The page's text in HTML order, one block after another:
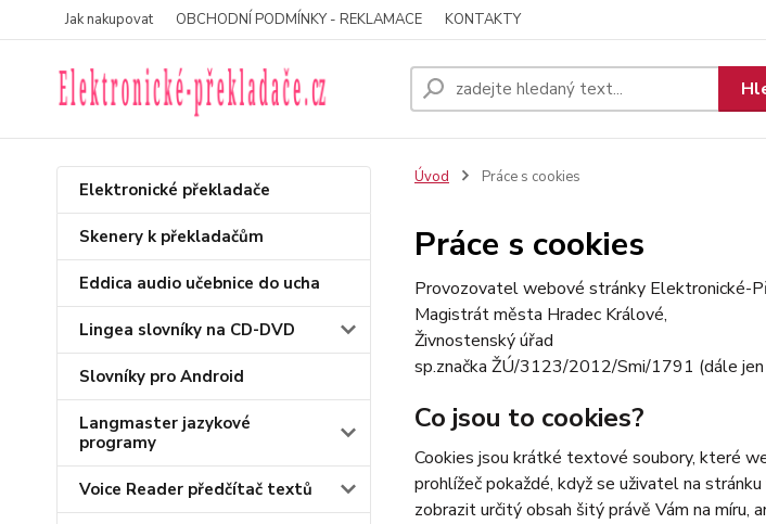
Jak nakupovat OBCHODNÍ PODMÍNKY - REKLAMACE KONTAKTY
Elektronické překladače
Skenery k překladačům
Eddica audio učebnice do ucha
Lingea slovníky na CD-DVD
Slovníky pro Android
Langmaster jazykové
programy
Voice Reader předčítač textů
Úvod Práce s cookies
Práce s cookies
Provozovatel webové stránky Elektronické-
Magistrát města Hradec Králové,
Živnostenský úřad
sp.značka ŽÚ/3123/2012/Smi/1791 (dále jen
Co jsou to cookies?
Cookies jsou krátké textové soubory, které
prohlížeč pokaždé, když se uživatel na
zobrazit určitý obsah šitý právě Vám na